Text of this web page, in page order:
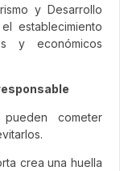
y Desarrollo
establecimiento
y económicos
cometer
crea una huella